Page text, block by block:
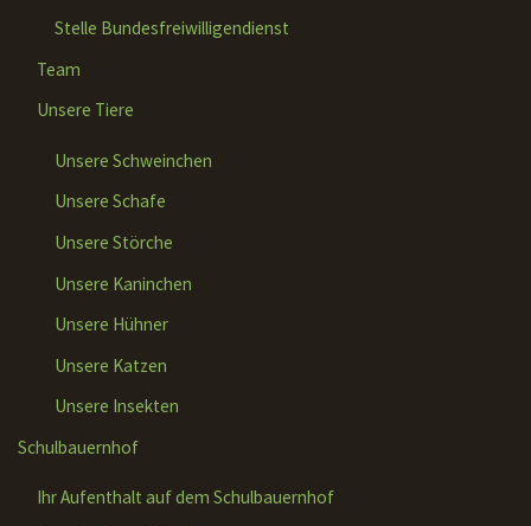
Stelle Bundesfreiwilligendienst
Team
Unsere Tiere
Unsere Schweinchen
Unsere Schafe
Unsere Störche
Unsere Kaninchen
Unsere Hühner
Unsere Katzen
Unsere Insekten
Schulbauernhof
Ihr Aufenthalt auf dem Schulbauernhof